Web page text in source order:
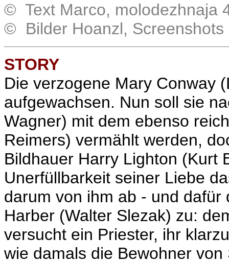
© Text Marco, molodezhnaja
© Bilder Hoanzl, Screenshots
STORY
Die verzogene Mary Conway (
aufgewachsen. Nun soll sie
Wagner) mit dem ebenso
Reimers) vermählt werden,
Bildhauer Harry Lighton (Kurt
Unerfüllbarkeit seiner Liebe
darum von ihm ab - und
Harber (Walter Slezak) zu:
versucht ein Priester, ihr
wie damals die Bewohner